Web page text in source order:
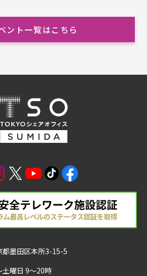
ント一覧はこちら
都墨田区本所3-15-5
土曜日 9～20時